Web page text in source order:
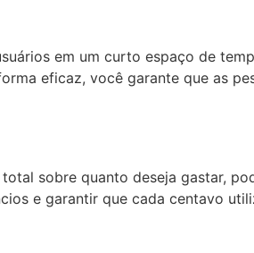
em um curto espaço de
eficaz, você garante que as
sobre quanto deseja gastar,
e garantir que cada centavo